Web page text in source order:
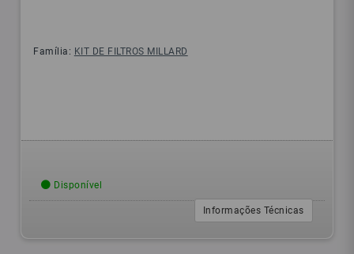
Família: KIT DE FILTROS MILLARD
Disponível
Informações Técnicas